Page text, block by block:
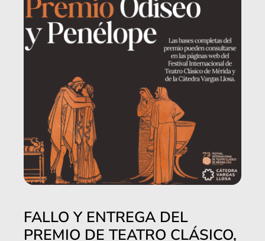
FALLO Y ENTREGA DEL
PREMIO DE TEATRO CLÁSICO,